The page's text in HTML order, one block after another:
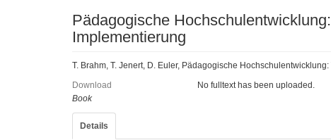
Pädagogische
Implementierung
T. Brahm, T. Jenert, D. Euler, Pädagogische
Download
No fulltext has been uploaded.
Book
Details